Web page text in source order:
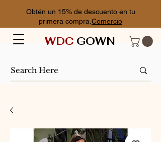
Obtén un 15% de descuento en tu
primera compra. Comercio
WDC GOWN